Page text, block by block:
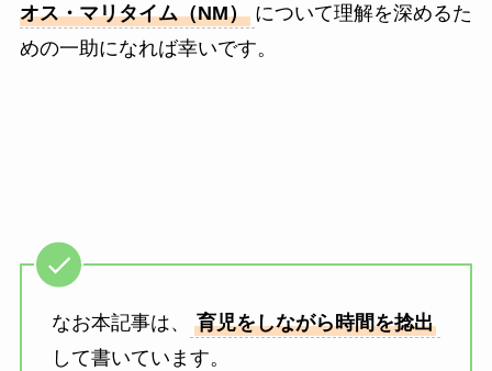
オス・マリタイム（NM） について理解を深めるた
めの一助になれば幸いです。
なお本記事は、
育児をしながら時間を捻出
して書いています。